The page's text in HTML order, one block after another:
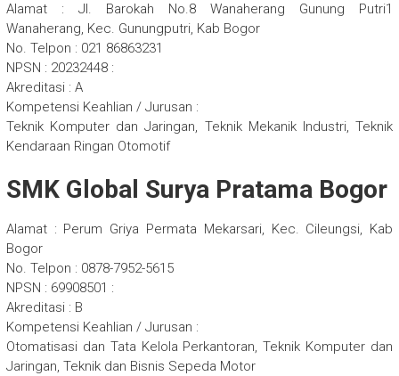
Alamat : Jl. Barokah No.8 Wanaherang Gunung Putri1
Wanaherang, Kec. Gunungputri, Kab Bogor
No. Telpon : 021 86863231
NPSN : 20232448 :
Akreditasi : A
Kompetensi Keahlian / Jurusan :
Teknik Komputer dan Jaringan, Teknik Mekanik Industri, Teknik
Kendaraan Ringan Otomotif
SMK Global Surya Pratama Bogor
Alamat : Perum Griya Permata Mekarsari, Kec. Cileungsi, Kab
Bogor
No. Telpon : 0878-7952-5615
NPSN : 69908501 :
Akreditasi : B
Kompetensi Keahlian / Jurusan :
Otomatisasi dan Tata Kelola Perkantoran, Teknik Komputer dan
Jaringan, Teknik dan Bisnis Sepeda Motor